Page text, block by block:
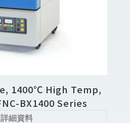
1400℃ High Temp,
BX1400 Series
詳細資料